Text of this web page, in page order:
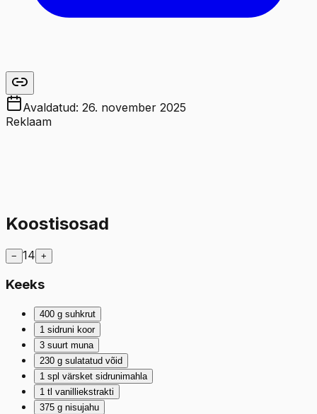
Avaldatud: 26. november 2025
Reklaam
Koostisosad
− 14 +
Keeks
400 g suhkrut
1 sidruni koor
3 suurt muna
230 g sulatatud võid
1 spl värsket sidrunimahla
1 tl vanilliekstrakti
375 g nisujahu